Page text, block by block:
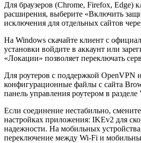
Для браузеров (Chrome, Firefox, Edge)
расширения, выберите «Включить
исключения для отдельных сайтов
На Windows скачайте клиент с
установки войдите в аккаунт или
«Локации» позволяет переключать
Для роутеров с поддержкой OpenVPN
конфигурационные файлы с сайта
панель управления роутером в
Если соединение нестабильно,
настройках приложения: IKEv2 для
надежности. На мобильных
переключение между Wi-Fi и